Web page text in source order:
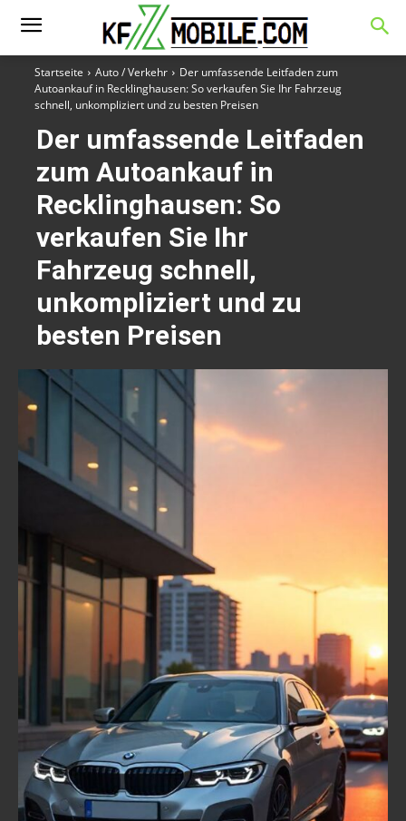
Startseite Auto / Verkehr
Der umfassende Leitfaden zum
Autoankauf in Recklinghausen: So verkaufen Sie Ihr Fahrzeug
schnell, unkompliziert und zu besten Preisen
Der umfassende Leitfaden
zum Autoankauf in
Recklinghausen: So
verkaufen Sie Ihr
Fahrzeug schnell,
unkompliziert und zu
besten Preisen